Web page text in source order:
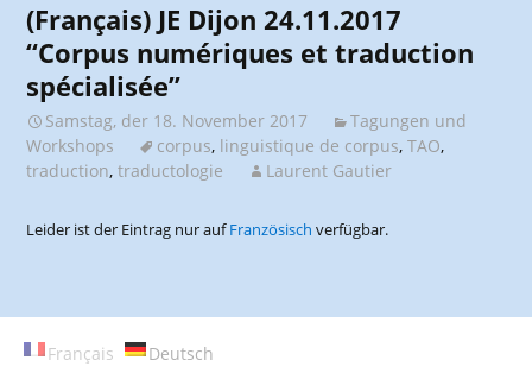
(Français) JE Dijon 24.11.2017
“Corpus numériques et traduction
spécialisée”
Samstag, der 18. November 2017
Tagungen und
Workshops
corpus, linguistique de corpus,TAO,
traduction,traductologie Laurent Gautier
Leider ist der Eintrag nur aufFranzösisch verfügbar.
Français Deutsch